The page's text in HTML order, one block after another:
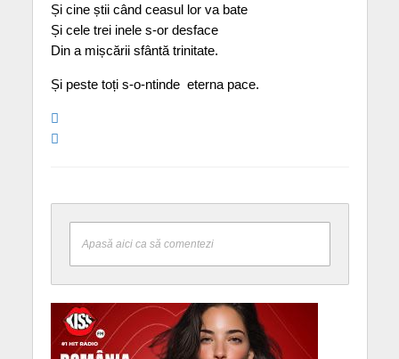
Și cine știi când ceasul lor va bate
Și cele trei inele s-or desface
Din a mișcării sfântă trinitate.
Și peste toți s-o-ntinde  eterna pace.
Apasă aici ca să comentezi